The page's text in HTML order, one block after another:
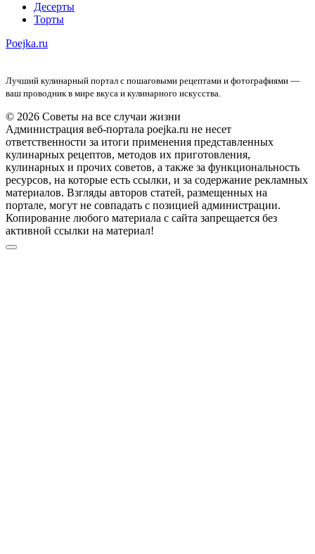
Десерты
Торты
Poejka.ru
Лучший кулинарный портал с пошаговыми рецептами и фотографиями —
ваш проводник в мире вкуса и кулинарного искусства.
© 2026 Советы на все случаи жизни
Администрация веб-портала poejka.ru не несет
ответственности за итоги применения представленных
кулинарных рецептов, методов их приготовления,
кулинарных и прочих советов, а также за функциональность
ресурсов, на которые есть ссылки, и за содержание рекламных
материалов. Взгляды авторов статей, размещенных на
портале, могут не совпадать с позицией администрации.
Копирование любого материала с сайта запрещается без
активной ссылки на материал!